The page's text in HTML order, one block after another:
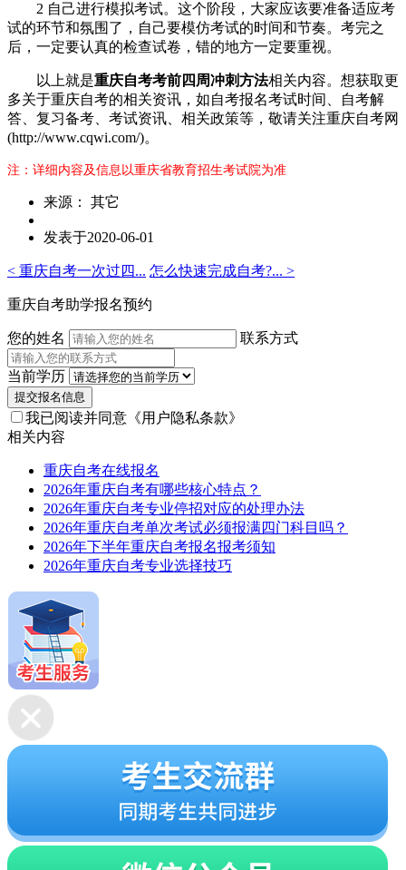
2 自己进行模拟考试。这个阶段，大家应该要准备适应考
试的环节和氛围了，自己要模仿考试的时间和节奏。考完之
后，一定要认真的检查试卷，错的地方一定要重视。
以上就是重庆自考考前四周冲刺方法相关内容。想获取更
多关于重庆自考的相关资讯，如自考报名考试时间、自考解
答、复习备考、考试资讯、相关政策等，敬请关注重庆自考网
(http://www.cqwi.com/)。
注：详细内容及信息以重庆省教育招生考试院为准
来源： 其它
发表于2020-06-01
< 重庆自考一次过四... 怎么快速完成自考?... >
重庆自考助学报名预约
您的姓名 联系方式
当前学历
提交报名信息
我已阅读并同意 《用户隐私条款》
相关内容
重庆自考在线报名
2026年重庆自考有哪些核心特点？
2026年重庆自考专业停招对应的处理办法
2026年重庆自考单次考试必须报满四门科目吗？
2026年下半年重庆自考报名报考须知
2026年重庆自考专业选择技巧